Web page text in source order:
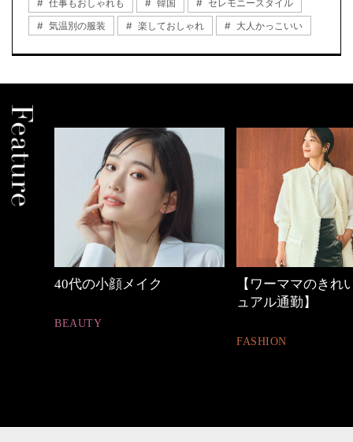
仕事もおしゃれも
韓国
セレモニースタイル
気温別の服装
楽しておしゃれ 大人かっこいい
【ワーママのきれいめカジ
優木まおみさん「
割。」
LIFESTYLE